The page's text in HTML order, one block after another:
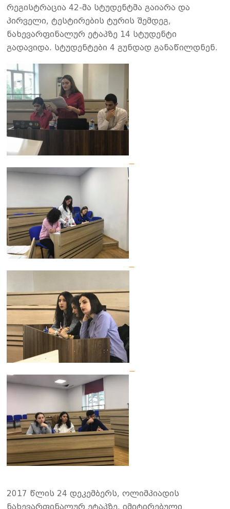
რეგისტრაცია 42-მა სტუდენტმა გაიარა და
პირველი, ტესტირების ტურის შემდეგ,
ნახევარფინალურ ეტაპზე 14 სტუდენტი
გადავიდა. სტუდენტები 4 გუნდად განაწილდნენ.
2017 წლის 24 დეკემბერს, ოლიმპიადის
ნახევარფინალურ ეტაპზე, იმიტირებული